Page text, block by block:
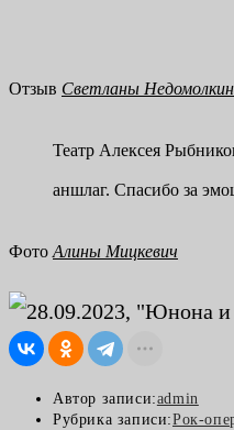
Отзыв Светланы
Театр Алексея
аншлаг. Спасибо за
Фото Алины Мицкевич
Автор записи:admin
Рубрика записи:Рок-